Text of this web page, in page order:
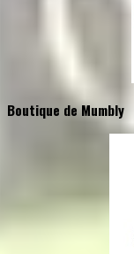
Boutique de Mumbly